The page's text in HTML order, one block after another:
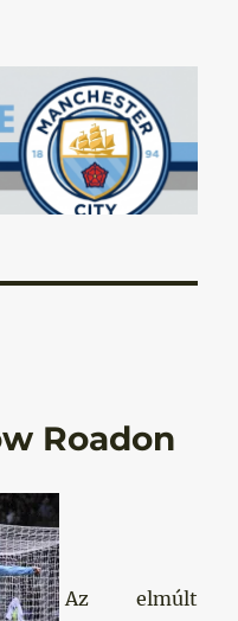
– Pride In
Roadon
Az elmúlt